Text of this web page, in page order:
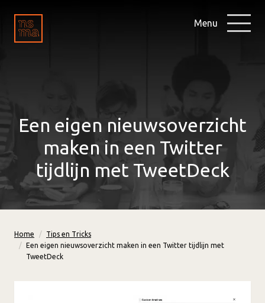
Menu
Een eigen nieuwsoverzicht
maken in een Twitter
tijdlijn met TweetDeck
Home
Tips en Tricks
Een eigen nieuwsoverzicht maken in een Twitter tijdlijn met
TweetDeck